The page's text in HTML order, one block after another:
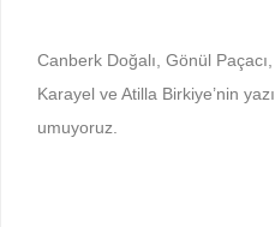
Canberk Doğalı, Gönül
Karayel ve Atilla Birkiye’nin
umuyoruz.